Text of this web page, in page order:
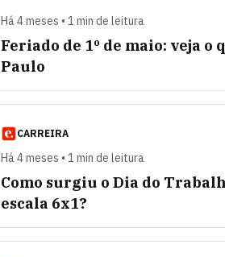
Há 4 meses • 1 min de leitura
Feriado de 1º de maio: veja o
Paulo
CARREIRA
Há 4 meses • 1 min de leitura
Como surgiu o Dia do
escala 6x1?